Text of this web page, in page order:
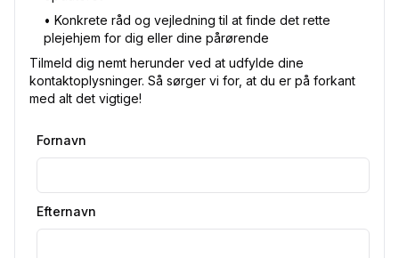
•⁠ Konkrete råd og vejledning til at finde det rette
plejehjem for dig eller dine pårørende
Tilmeld dig nemt herunder ved at udfylde dine
kontaktoplysninger. Så sørger vi for, at du er på forkant
med alt det vigtige!
Fornavn
Efternavn